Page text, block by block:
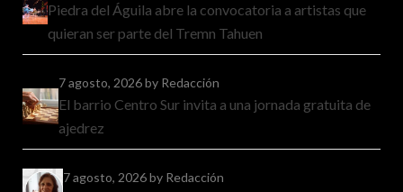
Piedra del Águila abre la convocatoria a artistas que
quieran ser parte del Tremn Tahuen
7 agosto, 2026by Redacción
El barrio Centro Sur invita a una jornada gratuita de
ajedrez
7 agosto, 2026by Redacción